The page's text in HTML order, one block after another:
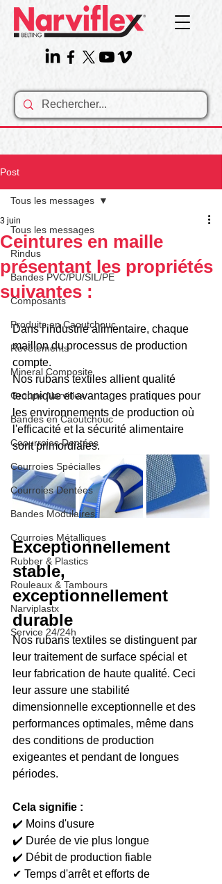
Post
Tous les messages
Rindus
Bandes PVC/PU/SIL/PE
Composants
Produits en Caoutchouc
Revêtements
Mineral Composite
Groupe Narviflex
Bandes en Caoutchouc
Coourroies Dentées
Courroies Spécialles
Courroies Dentées
Bandes Modulaires
Courroies Métalliques
Rubber & Plastics
Rouleaux & Tambours
Narviplastx
Service 24/24h
Tous les messages
Ceintures en maille
présentant les propriétés
suivantes :
3 juin
Dans l'industrie alimentaire, chaque
maillon du processus de production
compte.
Nos rubans textiles allient qualité
technique et avantages pratiques pour
les environnements de production où
l'efficacité et la sécurité alimentaire
sont primordiales.
Exceptionnellement
stable,
exceptionnellement
durable
Nos rubans textiles se distinguent par
leur traitement de surface spécial et
leur fabrication de haute qualité. Ceci
leur assure une stabilité
dimensionnelle exceptionnelle et des
performances optimales, même dans
des conditions de production
exigeantes et pendant de longues
périodes.
Cela signifie :
✔️ Moins d'usure
✔️ Durée de vie plus longue
✔️ Débit de production fiable
✔ Temps d'arrêt et efforts de